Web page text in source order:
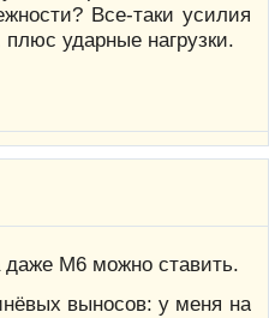
Все-таки усилия
ударные нагрузки.
даже М6 можно ставить.
выносов: у меня на